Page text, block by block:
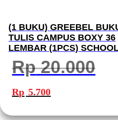
(1 BUKU) GREEBEL
TULIS CAMPUS BOXY 36
LEMBAR (1PCS)
BOOK B5 36-12 I BUKU
GREEBEL
Rp20.000
Harga
aslinya
adalah:
Rp 5.700ini